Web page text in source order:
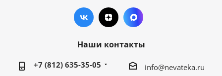
Наши контакты
+7 (812) 635-35-05 info@nevateka.ru